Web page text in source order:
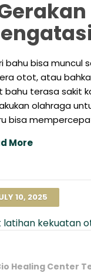
bahu bisa muncul
otot, atau
bahu terasa sakit
olahraga
bisa
More
10, 2025
Healing Center